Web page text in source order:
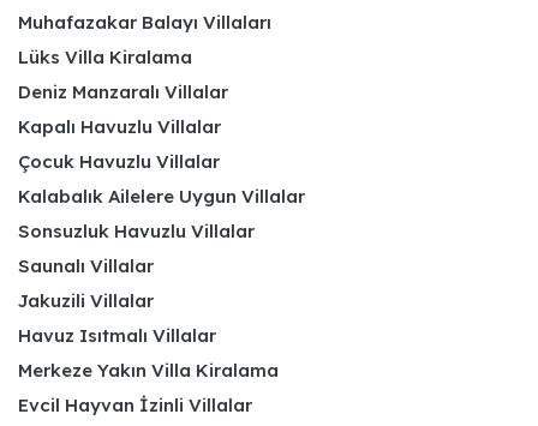
Muhafazakar Balayı Villaları
Lüks Villa Kiralama
Deniz Manzaralı Villalar
Kapalı Havuzlu Villalar
Çocuk Havuzlu Villalar
Kalabalık Ailelere Uygun Villalar
Sonsuzluk Havuzlu Villalar
Saunalı Villalar
Jakuzili Villalar
Havuz Isıtmalı Villalar
Merkeze Yakın Villa Kiralama
Evcil Hayvan İzinli Villalar